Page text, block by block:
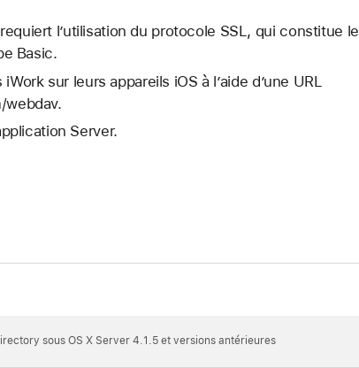
l’utilisation du protocole SSL, qui constitue le
Basic.
sur leurs appareils iOS à l’aide d’une URL
webdav.
Server.
sous OS X Server 4.1.5 et versions antérieures